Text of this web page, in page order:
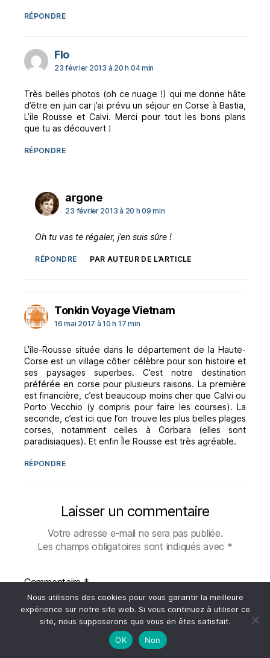
RÉPONDRE
Flodit :
23 février 2013 à 20 h 04 min
Très belles photos (oh ce nuage !) qui me donne hâte
d’être en juin car j’ai prévu un séjour en Corse à Bastia,
L’ile Rousse et Calvi. Merci pour tout les bons plans
que tu as découvert !
RÉPONDRE
argonedit :
23 février 2013 à 20 h 09 min
Oh tu vas te régaler, j’en suis sûre !
RÉPONDRE PAR AUTEUR DE L’ARTICLE
Tonkin Voyage Vietnamdit :
16 mai 2017 à 10 h 17 min
L’île-Rousse située dans le département de la Haute-
Corse est un village côtier célèbre pour son histoire et
ses paysages superbes. C’est notre destination
préférée en corse pour plusieurs raisons. La première
est financière, c’est beaucoup moins cher que Calvi ou
Porto Vecchio (y compris pour faire les courses). La
seconde, c’est ici que l’on trouve les plus belles plages
corses, notamment celles à Corbara (elles sont
paradisiaques). Et enfin Île Rousse est très agréable.
RÉPONDRE
Laisser un commentaire
Votre adresse e-mail ne sera pas publiée.
Les champs obligatoires sont indiqués avec *
Commentaire*
Nous utilisons des cookies pour vous garantir la meilleure
expérience sur notre site web. Si vous continuez à utiliser ce
site, nous supposerons que vous en êtes satisfait.
OK
Non